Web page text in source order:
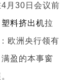
月30日会议前
塑料挤出机拉
欧洲央行领有
盈的本事窗